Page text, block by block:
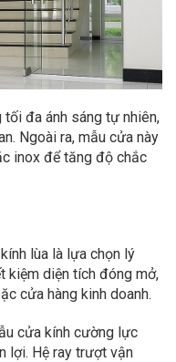
đa ánh sáng tự nhiên,
Ngoài ra, mẫu cửa này
inox để tăng độ chắc
lùa là lựa chọn lý
kiệm diện tích đóng mở,
cửa hàng kinh doanh.
cửa kính cường lực
lợi. Hệ ray trượt vận